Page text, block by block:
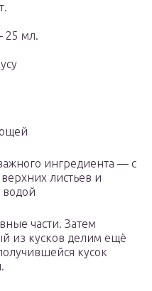
25 мл.
ингредиента — с
листьев и
части. Затем
из кусков делим ещё
кусок